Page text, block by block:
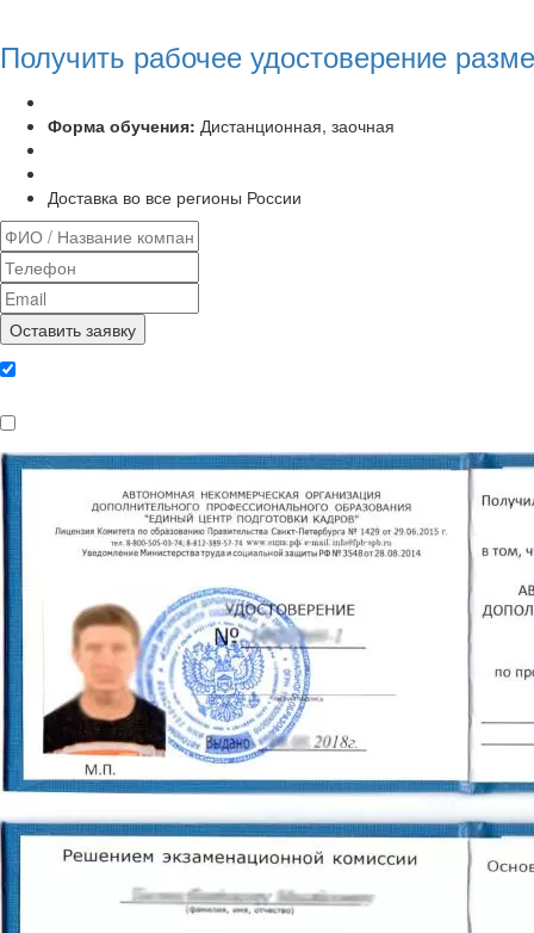
Получить рабочее удостоверение
Форма обучения: Дистанционная, заочная
Доставка во все регионы России